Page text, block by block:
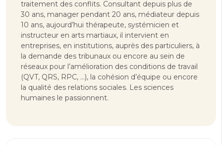
traitement des conflits. Consultant depuis plus de
30 ans, manager pendant 20 ans, médiateur depuis
10 ans, aujourd’hui thérapeute, systémicien et
instructeur en arts martiaux, il intervient en
entreprises, en institutions, auprès des particuliers, à
la demande des tribunaux ou encore au sein de
réseaux pour l’amélioration des conditions de travail
(QVT, QRS, RPC, …), la cohésion d’équipe ou encore
la qualité des relations sociales. Les sciences
humaines le passionnent.